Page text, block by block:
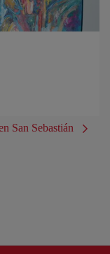
San Sebastián